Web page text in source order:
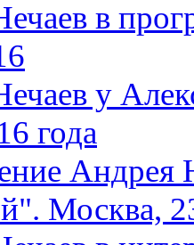
в
у
года
Андрея
Москва,